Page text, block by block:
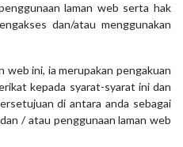
laman web serta hak
dan/atau menggunakan
web ini, ia merupakan pengakuan
kepada syarat-syarat ini dan
di antara anda sebagai
/ atau penggunaan laman web